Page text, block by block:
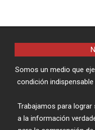
Somos un medio que
condición
Trabajamos para
a la información